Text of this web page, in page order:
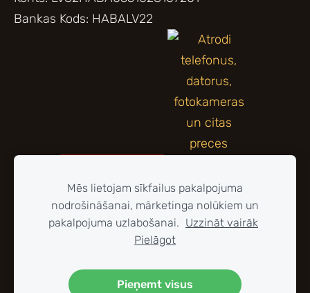
Bankas Kods: HABALV22
Mēs lietojam sīkfailus pakalpojuma
nodrošināšanai, mārketinga nolūkiem un
pakalpojuma uzlabošanai. Uzzināt vairāk
Pielāgot
Pieņemt visus